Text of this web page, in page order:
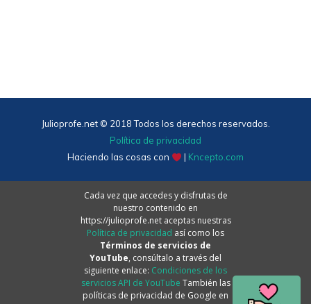
Julioprofe.net © 2018 Todos los derechos reservados.
Política de privacidad
Haciendo las cosas con
| Kncepto.com
Cada vez que accedes y disfrutas de
nuestro contenido en
https://julioprofe.net aceptas nuestras
Política de privacidad así como los
Términos de servicios de
YouTube, consúltalo a través del
siguiente enlace: Condiciones de los
servicios API de YouTube También las
políticas de privacidad de Google en